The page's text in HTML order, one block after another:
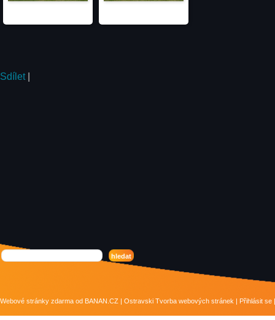
Sdílet
Webové stránky zdarma od BANAN.CZ | Ostravski Tvorba webových stránek | Přihlásit se